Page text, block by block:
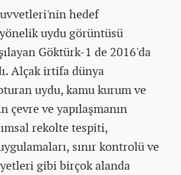
hedef
uydu görüntüsü
Göktürk-1 de 2016'da
Alçak irtifa dünya
uydu, kamu kurum ve
çevre ve yapılaşmanın
rekolte tespiti,
sınır kontrolü ve
gibi birçok alanda